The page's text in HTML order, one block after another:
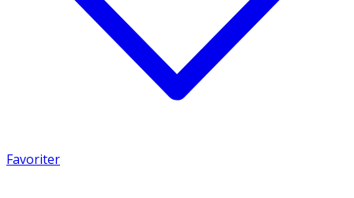
Favoriter